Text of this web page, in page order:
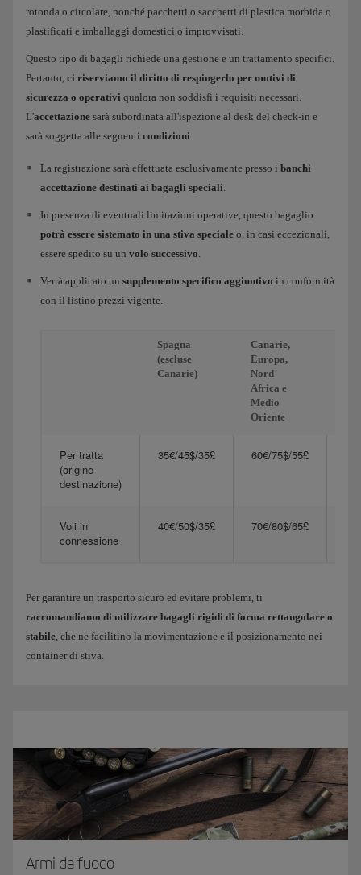
rotonda o circolare, nonché pacchetti o sacchetti di plastica morbida o
plastificati e imballaggi domestici o improvvisati.
Questo tipo di bagagli richiede una gestione e un trattamento specifici.
Pertanto, ci riserviamo il diritto di respingerlo per motivi di
sicurezza o operativi qualora non soddisfi i requisiti necessari.
L'accettazione sarà subordinata all'ispezione al desk del check-in e
sarà soggetta alle seguenti condizioni:
La registrazione sarà effettuata esclusivamente presso i banchi
accettazione destinati ai bagagli speciali.
In presenza di eventuali limitazioni operative, questo bagaglio
potrà essere sistemato in una stiva speciale o, in casi eccezionali,
essere spedito su un volo successivo.
Verrà applicato un supplemento specifico aggiuntivo in conformità
con il listino prezzi vigente.
Spagna
(escluse
Canarie)
Canarie,
Europa,
Nord
Africa e
Medio
Oriente
Per tratta
(origine-
destinazione)
35€/45$/35£ 60€/75$/55£
Voli in
connessione
40€/50$/35£ 70€/80$/65£
Per garantire un trasporto sicuro ed evitare problemi, ti
raccomandiamo di utilizzare bagagli rigidi di forma rettangolare o
stabile, che ne facilitino la movimentazione e il posizionamento nei
container di stiva.
Armi da fuoco